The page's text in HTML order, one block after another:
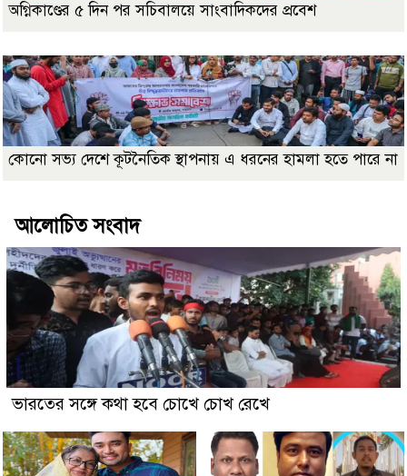
অগ্নিকাণ্ডের ৫ দিন পর সচিবালয়ে সাংবাদিকদের প্রবেশ
কোনো সভ্য দেশে কূটনৈতিক স্থাপনায় এ ধরনের হামলা হতে পারে না
আলোচিত সংবাদ
ভারতের সঙ্গে কথা হবে চোখে চোখ রেখে